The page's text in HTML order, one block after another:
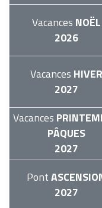
Vacances NOËL
2026
Vacances HIVER
2027
Vacances
PÂQUES
2027
Pont
2027